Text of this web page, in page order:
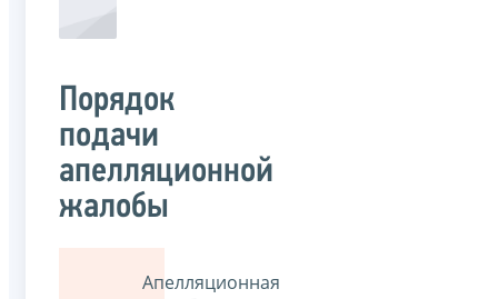
Порядок
подачи
апелляционной
жалобы
Апелляционная